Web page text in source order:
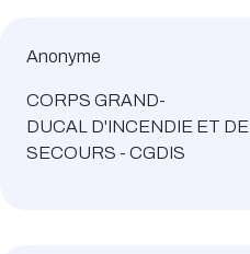
Anonyme
CORPS GRAND-
DUCAL D'INCENDIE ET DE
SECOURS - CGDIS